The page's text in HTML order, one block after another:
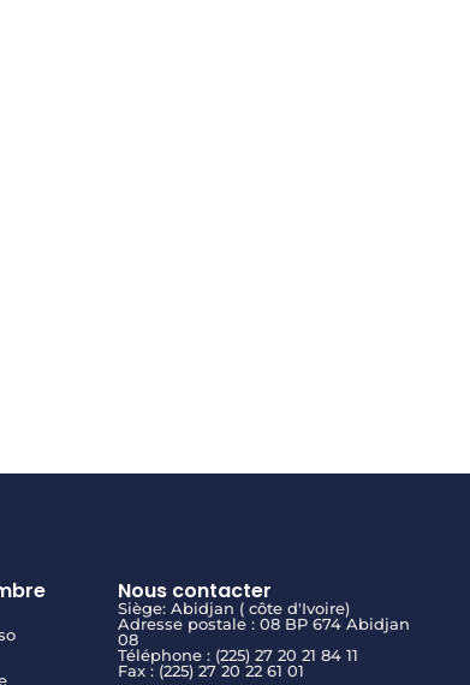
Nous contacter
Siège: Abidjan ( côte d'Ivoire)
Adresse postale : 08 BP 674 Abidjan
08
Téléphone : (225) 27 20 21 84 11
Fax : (225) 27 20 22 61 01